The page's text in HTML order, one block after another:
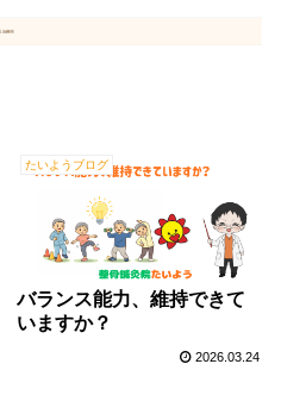
たいようブログ
バランス能力、維持できて
いますか？
2026.03.24